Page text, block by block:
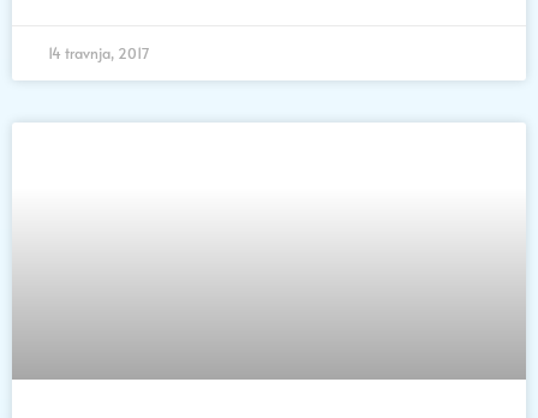
14 travnja, 2017